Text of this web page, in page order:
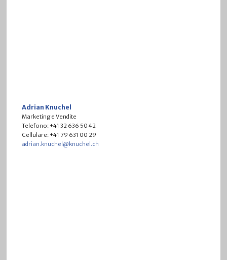
Adrian Knuchel
Marketing e Vendite
Telefono: +41 32 636 50 42
Cellulare: +41 79 631 00 29
adrian.knuchel@knuchel.ch